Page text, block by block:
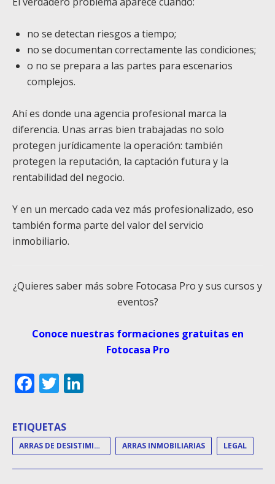
no se detectan riesgos a tiempo;
no se documentan correctamente las condiciones;
o no se prepara a las partes para escenarios
complejos.
Ahí es donde una agencia profesional marca la
diferencia. Unas arras bien trabajadas no solo
protegen jurídicamente la operación: también
protegen la reputación, la captación futura y la
rentabilidad del negocio.
Y en un mercado cada vez más profesionalizado, eso
también forma parte del valor del servicio
inmobiliario.
¿Quieres saber más sobre Fotocasa Pro y sus cursos y
eventos?
Conoce nuestras formaciones gratuitas en
Fotocasa Pro
Facebook
Twitter
ETIQUETAS
ARRAS DE DESISTIMIENTO ARRAS INMOBILIARIAS LEGAL